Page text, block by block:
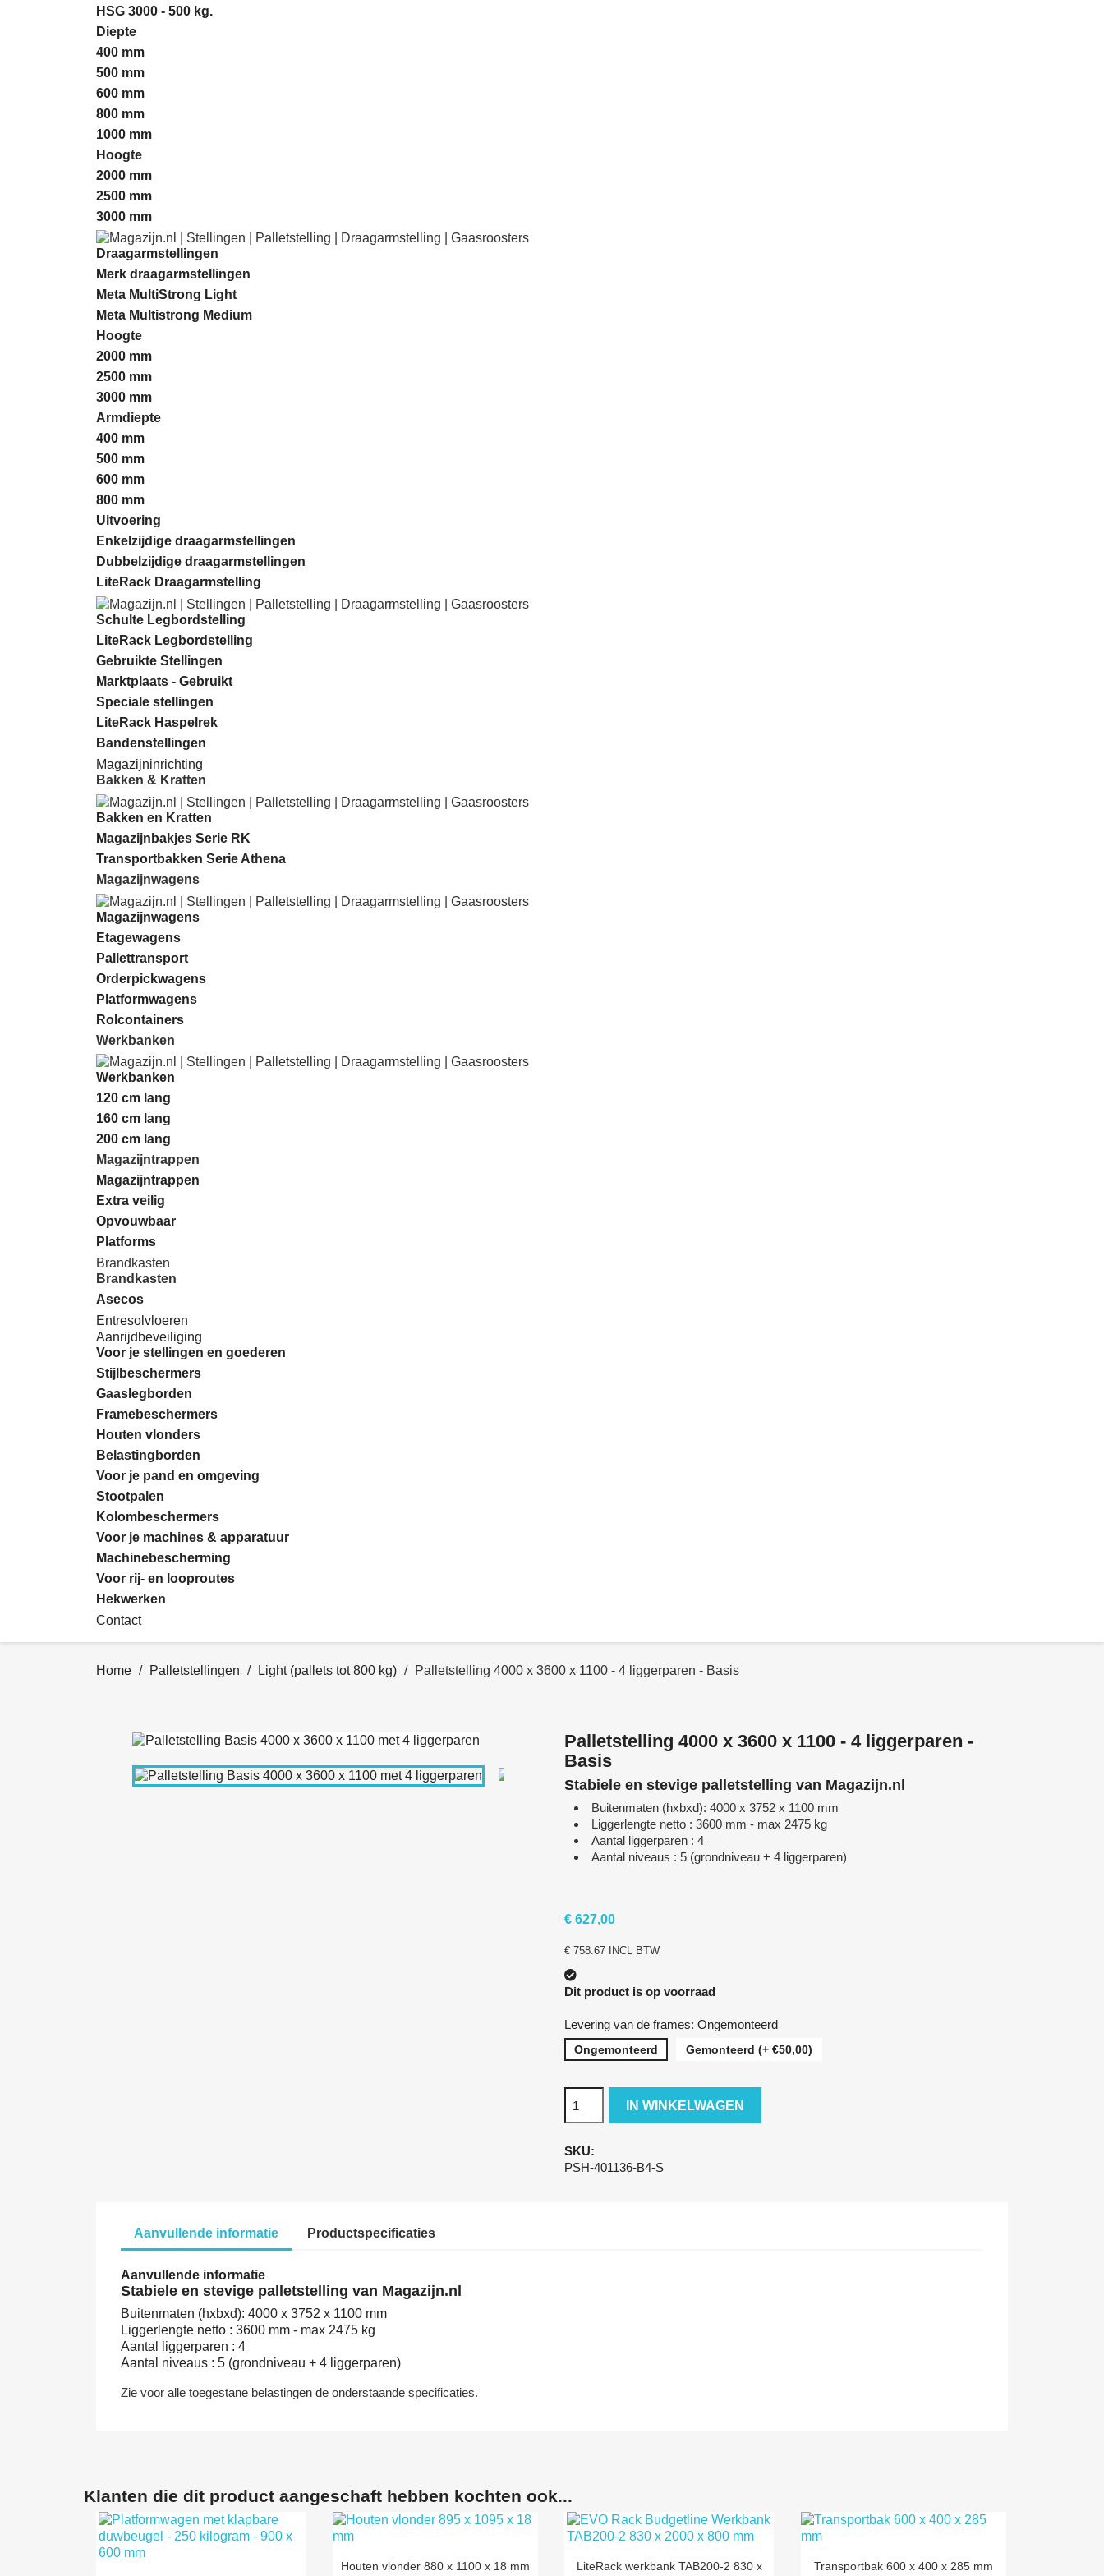
HSG 3000 - 500 kg.
Diepte
400 mm
500 mm
600 mm
800 mm
1000 mm
Hoogte
2000 mm
2500 mm
3000 mm
Draagarmstellingen
Merk draagarmstellingen
Meta MultiStrong Light
Meta Multistrong Medium
Hoogte
2000 mm
2500 mm
3000 mm
Armdiepte
400 mm
500 mm
600 mm
800 mm
Uitvoering
Enkelzijdige draagarmstellingen
Dubbelzijdige draagarmstellingen
LiteRack Draagarmstelling
Schulte Legbordstelling
LiteRack Legbordstelling
Gebruikte Stellingen
Marktplaats - Gebruikt
Speciale stellingen
LiteRack Haspelrek
Bandenstellingen
Magazijninrichting
Bakken & Kratten
Bakken en Kratten
Magazijnbakjes Serie RK
Transportbakken Serie Athena
Magazijnwagens
Magazijnwagens
Etagewagens
Pallettransport
Orderpickwagens
Platformwagens
Rolcontainers
Werkbanken
Werkbanken
120 cm lang
160 cm lang
200 cm lang
Magazijntrappen
Magazijntrappen
Extra veilig
Opvouwbaar
Platforms
Brandkasten
Brandkasten
Asecos
Entresolvloeren
Aanrijdbeveiliging
Voor je stellingen en goederen
Stijlbeschermers
Gaaslegborden
Framebeschermers
Houten vlonders
Belastingborden
Voor je pand en omgeving
Stootpalen
Kolombeschermers
Voor je machines & apparatuur
Machinebescherming
Voor rij- en looproutes
Hekwerken
Contact
Home Palletstellingen Light (pallets tot 800 kg) Palletstelling 4000 x 3600 x 1100 - 4 liggerparen - Basis
Palletstelling 4000 x 3600 x 1100 - 4 liggerparen -
Basis
Stabiele en stevige palletstelling van Magazijn.nl
Buitenmaten (hxbxd): 4000 x 3752 x 1100 mm
Liggerlengte netto : 3600 mm - max 2475 kg
Aantal liggerparen : 4
Aantal niveaus : 5 (grondniveau + 4 liggerparen)
€ 627,00
€ 758.67 INCL BTW
Dit product is op voorraad
Levering van de frames: Ongemonteerd
Ongemonteerd Gemonteerd (+ €50,00)
IN WINKELWAGEN
SKU:
PSH-401136-B4-S
Aanvullende informatie Productspecificaties
Aanvullende informatie
Stabiele en stevige palletstelling van Magazijn.nl
Buitenmaten (hxbxd): 4000 x 3752 x 1100 mm
Liggerlengte netto : 3600 mm - max 2475 kg
Aantal liggerparen : 4
Aantal niveaus : 5 (grondniveau + 4 liggerparen)
Zie voor alle toegestane belastingen de onderstaande specificaties.
Klanten die dit product aangeschaft hebben kochten ook...
 Snel bekijken
Houten vlonder 880 x 1100 x 18 mm  Snel bekijken
LiteRack werkbank TAB200-2 830 x
 Snel bekijken
Transportbak 600 x 400 x 285 mm